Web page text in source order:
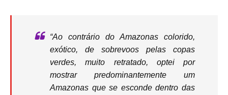
“Ao contrário do Amazonas colorido,
exótico, de sobrevoos pelas copas
verdes, muito retratado, optei por
mostrar predominantemente um
Amazonas que se esconde dentro das